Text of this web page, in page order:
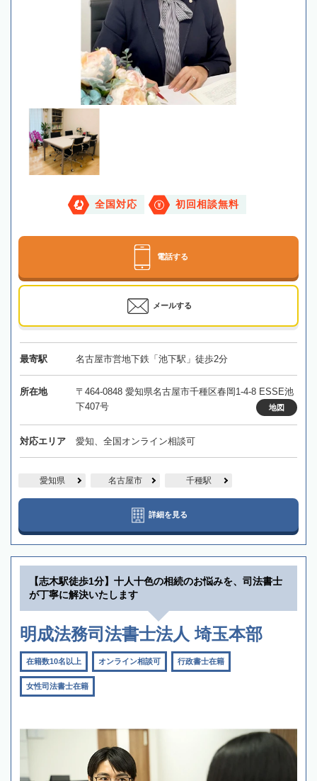
全国対応 初回相談無料
電話する
メールする
最寄駅 名古屋市営地下鉄「池下駅」徒歩2分
所在地
〒464-0848 愛知県名古屋市千種区春岡1-4-8 ESSE池
下407号
地図
対応エリア 愛知、全国オンライン相談可
愛知県 名古屋市 千種駅
詳細を見る
【志木駅徒歩1分】十人十色の相続のお悩みを、司法書士
が丁寧に解決いたします
明成法務司法書士法人 埼玉本部
在籍数10名以上 オンライン相談可 行政書士在籍
女性司法書士在籍